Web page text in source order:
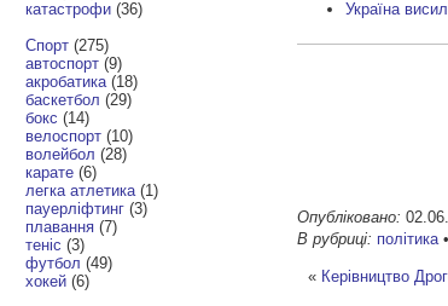
катастрофи (36)
Спорт (275)
автоспорт (9)
акробатика (18)
баскетбол (29)
бокс (14)
велоспорт (10)
волейбол (28)
карате (6)
легка атлетика (1)
пауерліфтинг (3)
плавання (7)
теніс (3)
футбол (49)
хокей (6)
Україна
Опубліковано:
В рубриці: політика
« Керівництво